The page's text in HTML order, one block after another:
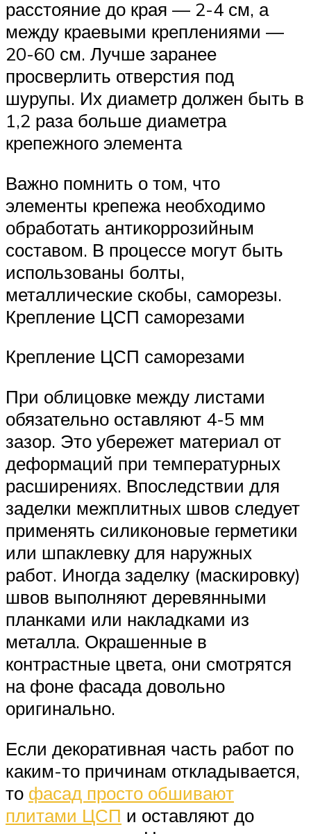
расстояние до края — 2-4 см, а
между краевыми креплениями —
20-60 см. Лучше заранее
просверлить отверстия под
шурупы. Их диаметр должен быть в
1,2 раза больше диаметра
крепежного элемента
Важно помнить о том, что
элементы крепежа необходимо
обработать антикоррозийным
составом. В процессе могут быть
использованы болты,
металлические скобы, саморезы.
Крепление ЦСП саморезами
Крепление ЦСП саморезами
При облицовке между листами
обязательно оставляют 4-5 мм
зазор. Это убережет материал от
деформаций при температурных
расширениях. Впоследствии для
заделки межплитных швов следует
применять силиконовые герметики
или шпаклевку для наружных
работ. Иногда заделку (маскировку)
швов выполняют деревянными
планками или накладками из
металла. Окрашенные в
контрастные цвета, они смотрятся
на фоне фасада довольно
оригинально.
Если декоративная часть работ по
каким-то причинам откладывается,
то фасад просто обшивают
плитами ЦСП и оставляют до